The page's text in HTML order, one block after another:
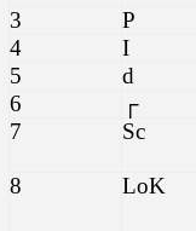
3
P
4
I
5
d
6
┌
7
Sc
8 LoK